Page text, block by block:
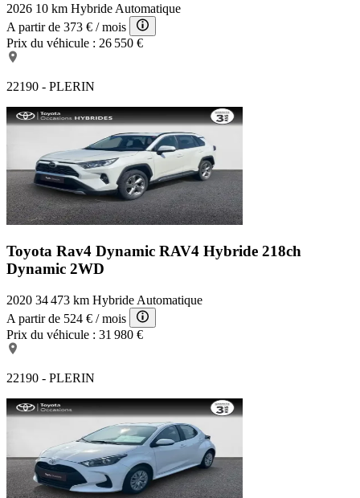
2026 10 km Hybride Automatique
A partir de 373 € / mois
Prix du véhicule : 26 550 €
22190 - PLERIN
Toyota Rav4 Dynamic RAV4 Hybride 218ch
Dynamic 2WD
2020 34 473 km Hybride Automatique
A partir de 524 € / mois
Prix du véhicule : 31 980 €
22190 - PLERIN